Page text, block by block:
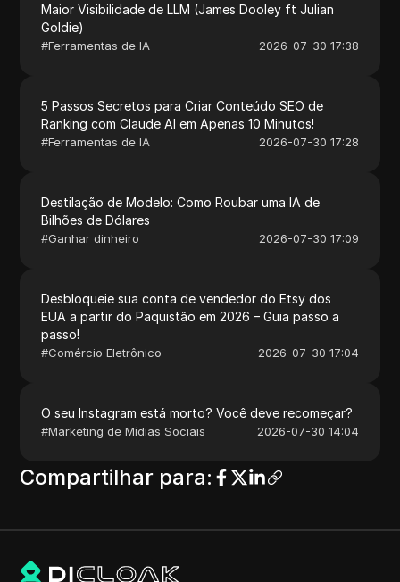
Maior Visibilidade de LLM (James Dooley ft Julian
Goldie)
#Ferramentas de IA 2026-07-30 17:38
5 Passos Secretos para Criar Conteúdo SEO de
Ranking com Claude AI em Apenas 10 Minutos!
#Ferramentas de IA 2026-07-30 17:28
Destilação de Modelo: Como Roubar uma IA de
Bilhões de Dólares
#Ganhar dinheiro 2026-07-30 17:09
Desbloqueie sua conta de vendedor do Etsy dos
EUA a partir do Paquistão em 2026 – Guia passo a
passo!
#Comércio Eletrônico 2026-07-30 17:04
O seu Instagram está morto? Você deve recomeçar?
#Marketing de Mídias Sociais 2026-07-30 14:04
Compartilhar para: